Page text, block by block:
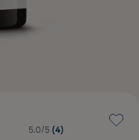
5.0/5 (4)